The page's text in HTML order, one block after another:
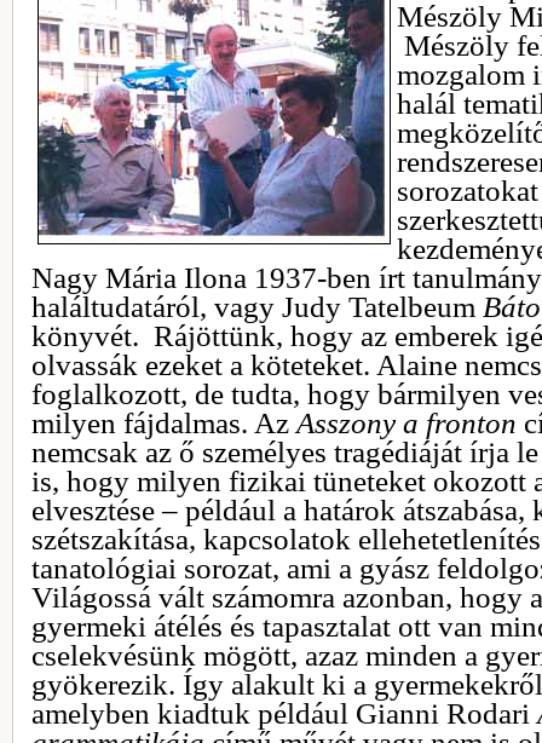
Mészöly
Mészöly
mozgalom
halál
Nagy Mária Ilona 1937-ben írt
haláltudatáról, vagy Judy Tatelbeum
könyvét. Rájöttünk, hogy az emberek
olvassák ezeket a köteteket. Alaine
foglalkozott, de tudta, hogy bármilyen
milyen fájdalmas. Az Asszony a fronton
nemcsak az ő személyes tragédiáját írja
is, hogy milyen fizikai tüneteket okozott
elvesztése – például a határok átszabása,
szétszakítása, kapcsolatok
tanatológiai sorozat, ami a gyász
Világossá vált számomra azonban, hogy
gyermeki átélés és tapasztalat ott van
cselekvésünk mögött, azaz minden a
gyökerezik. Így alakult ki a
amelyben kiadtuk például Gianni Rodari